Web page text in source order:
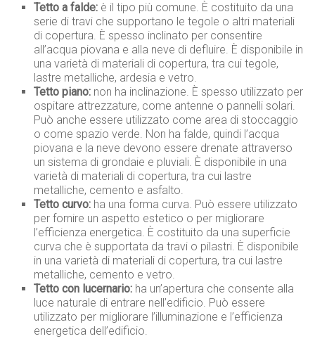
Tetto a falde: è il tipo più comune. È costituito da una
serie di travi che supportano le tegole o altri materiali
di copertura. È spesso inclinato per consentire
all’acqua piovana e alla neve di defluire. È disponibile in
una varietà di materiali di copertura, tra cui tegole,
lastre metalliche, ardesia e vetro.
Tetto piano: non ha inclinazione. È spesso utilizzato per
ospitare attrezzature, come antenne o pannelli solari.
Può anche essere utilizzato come area di stoccaggio
o come spazio verde. Non ha falde, quindi l’acqua
piovana e la neve devono essere drenate attraverso
un sistema di grondaie e pluviali. È disponibile in una
varietà di materiali di copertura, tra cui lastre
metalliche, cemento e asfalto.
Tetto curvo: ha una forma curva. Può essere utilizzato
per fornire un aspetto estetico o per migliorare
l’efficienza energetica. È costituito da una superficie
curva che è supportata da travi o pilastri. È disponibile
in una varietà di materiali di copertura, tra cui lastre
metalliche, cemento e vetro.
Tetto con lucernario: ha un’apertura che consente alla
luce naturale di entrare nell’edificio. Può essere
utilizzato per migliorare l’illuminazione e l’efficienza
energetica dell’edificio.